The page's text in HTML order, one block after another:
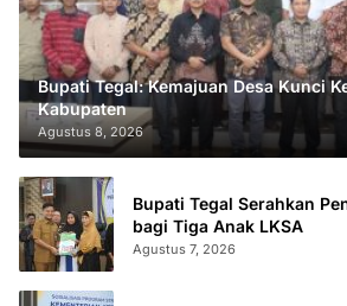
Bupati Tegal: Kemajuan Desa Kunci
Kabupaten
Agustus 8, 2026
Bupati Tegal Serahkan
bagi Tiga Anak LKSA
Agustus 7, 2026